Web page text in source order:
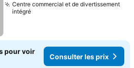
Centre commercial et de divertissement
intégré
pour voir
Consulter les prix